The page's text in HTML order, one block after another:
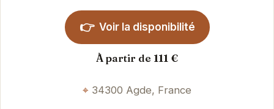
👉 Voir la disponibilité
À partir de 111 €
34300 Agde, France